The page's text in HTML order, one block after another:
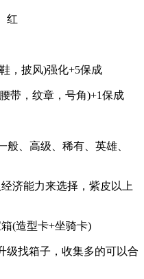
红
，披风)强化+5保成
带，纹章，号角)+1保成
般、高级、稀有、英雄、
济能力来选择，紫皮以上
(造型卡+坐骑卡)
级找箱子，收集多的可以合